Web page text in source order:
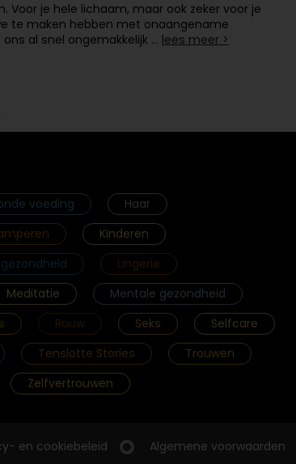
Voor je hele lichaam, maar ook zeker voor je
te maken hebben met onaangename
al snel ongemakkelijk … lees meer >
voeding
Haar
Kinderen
Lingerie
Meditatie
Mentale gezondheid
Rouw Seks
Selfcare
Tenslotte Stories
Trouwen
Zelfvertrouwen
en cookiebeleid Algemene voorwaarden